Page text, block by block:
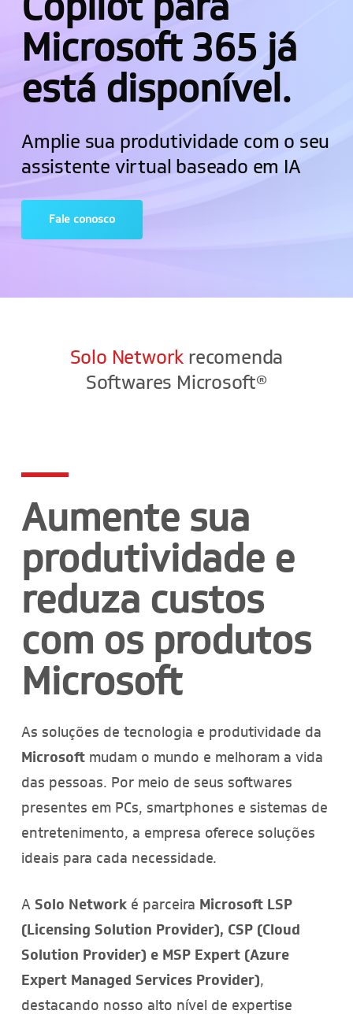
Microsoft 365 já
está disponível.
Amplie sua produtividade com o seu
assistente virtual baseado em IA
Fale conosco
Solo Network recomenda
Softwares Microsoft®
Aumente sua
produtividade e
reduza custos
com os produtos
Microsoft
As soluções de tecnologia e produtividade da
Microsoftmudam o mundo e melhoram a vida
das pessoas. Por meio de seus softwares
presentes em PCs, smartphones e sistemas de
entretenimento, a empresa oferece soluções
ideais para cada necessidade.
A Solo Networké parceira Microsoft LSP
(Licensing Solution Provider), CSP (Cloud
Solution Provider) e MSP Expert (Azure
Expert Managed Services Provider),
destacando nosso alto nível de expertise